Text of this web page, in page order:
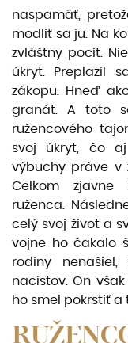
naspamäť,
modliť sa ju. Na
zvláštny pocit.
úkryt. Preplazil
zákopu. Hneď
granát. A toto
ružencového
svoj úkryt, čo
výbuchy práve v
Celkom zjavne
ruženca.
celý svoj život a
vojne ho čakalo
rodiny
nacistov. On
ho smel pokrstiť a